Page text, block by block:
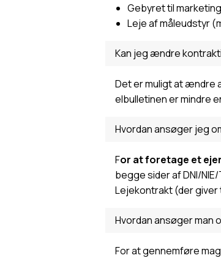
Gebyret til
Leje af måleudstyr
Kan jeg ændre
Det er muligt at ændre
elbulletinen er mindre
Hvordan ansøger jeg
For at foretage et
begge sider af DNI/
Lejekontrakt (der
Hvordan ansøger man
For at gennemføre